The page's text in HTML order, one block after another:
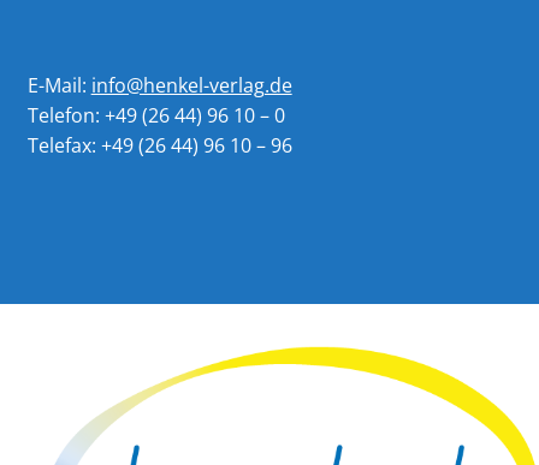
E-Mail: info@henkel-verlag.de
Telefon: +49 (26 44) 96 10 – 0
Telefax: +49 (26 44) 96 10 – 96